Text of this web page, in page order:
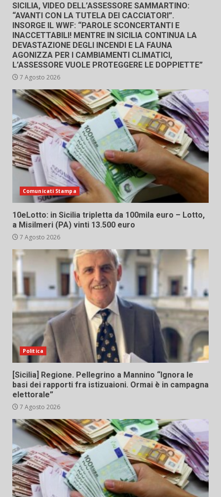
SICILIA, VIDEO DELL’ASSESSORE SAMMARTINO:
“AVANTI CON LA TUTELA DEI CACCIATORI”.
INSORGE IL WWF: “PAROLE SCONCERTANTI E
INACCETTABILI! MENTRE IN SICILIA CONTINUA LA
DEVASTAZIONE DEGLI INCENDI E LA FAUNA
AGONIZZA PER I CAMBIAMENTI CLIMATICI,
L’ASSESSORE VUOLE PROTEGGERE LE DOPPIETTE”
7 Agosto 2026
Comunicati Stampa
10eLotto: in Sicilia tripletta da 100mila euro – Lotto,
a Misilmeri (PA) vinti 13.500 euro
7 Agosto 2026
Politica
[Sicilia] Regione. Pellegrino a Mannino “Ignora le
basi dei rapporti fra istizuaioni. Ormai è in campagna
elettorale”
7 Agosto 2026